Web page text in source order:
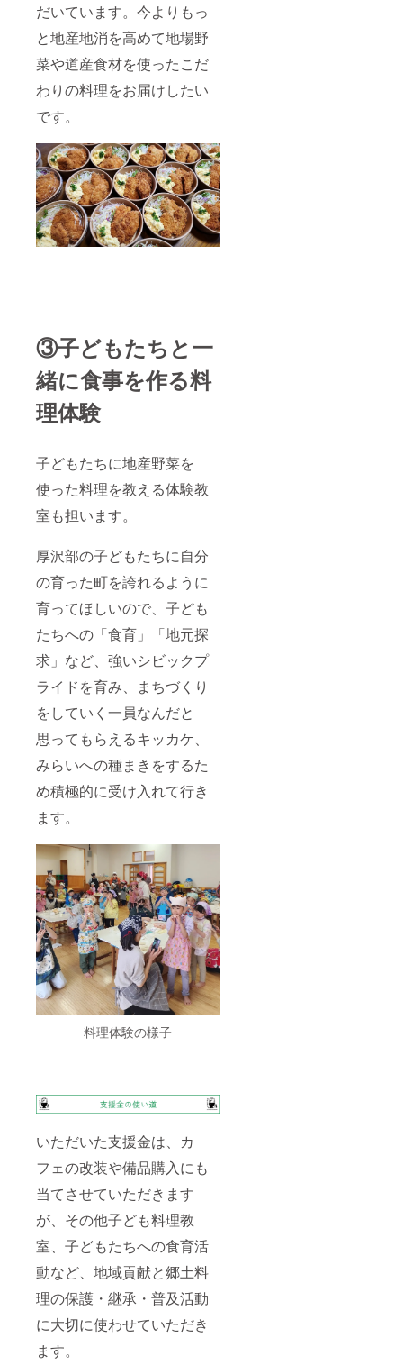
だいています。今よりもっ
と地産地消を高めて地場野
菜や道産食材を使ったこだ
わりの料理をお届けしたい
です。
③子どもたちと一
緒に食事を作る料
理体験
子どもたちに地産野菜を
使った料理を教える体験教
室も担います。
厚沢部の子どもたちに自分
の育った町を誇れるように
育ってほしいので、子ども
たちへの「食育」「地元探
求」など、強いシビックプ
ライドを育み、まちづくり
をしていく一員なんだと
思ってもらえるキッカケ、
みらいへの種まきをするた
め積極的に受け入れて行き
ます。
料理体験の様子
いただいた支援金は、カ
フェの改装や備品購入にも
当てさせていただきます
が、その他子ども料理教
室、子どもたちへの食育活
動など、地域貢献と郷土料
理の保護・継承・普及活動
に大切に使わせていただき
ます。